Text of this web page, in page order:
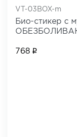
VT-03BOX-m
Био-стикер с
768